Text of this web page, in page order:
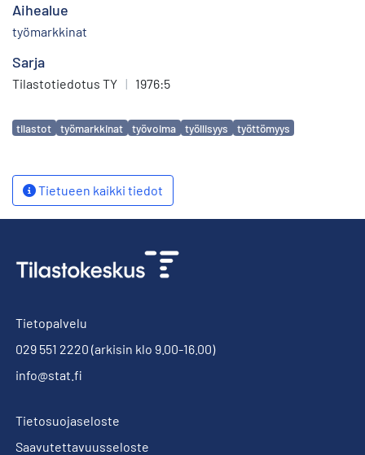
Aihealue
työmarkkinat
Sarja
Tilastotiedotus TY | 1976:5
Avainsanat
tilastot työmarkkinat työvoima työllisyys työttömyys
Tietueen kaikki tiedot
Tietopalvelu
029 551 2220 (arkisin klo 9.00-16.00)
info@stat.fi
Tietosuojaseloste
Saavutettavuusseloste